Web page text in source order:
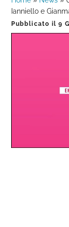
Ianniello e
Pubblicato il9
0%